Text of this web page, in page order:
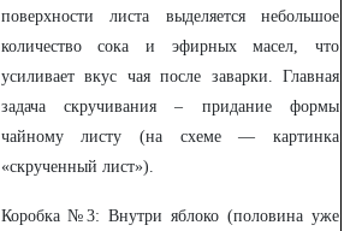
поверхности листа выделяется небольшое
количество сока и эфирных масел, что
усиливает вкус чая после заварки. Главная
задача скручивания – придание формы
чайному листу (на схеме — картинка
«скрученный лист»).
Коробка №3: Внутри яблоко (половина уже